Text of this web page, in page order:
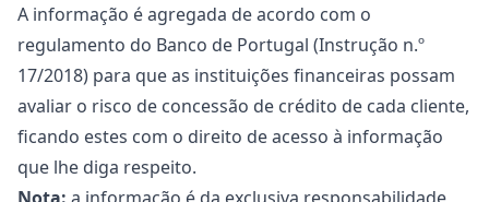
A informação é agregada de acordo com o
regulamento do Banco de Portugal (Instrução n.º
17/2018) para que as instituições financeiras possam
avaliar o risco de concessão de crédito de cada cliente,
ficando estes com o direito de acesso à informação
que lhe diga respeito.